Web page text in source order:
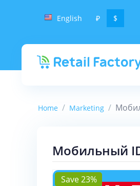
English ₽ $
Home / Marketing /
Мобильный
Save 23%